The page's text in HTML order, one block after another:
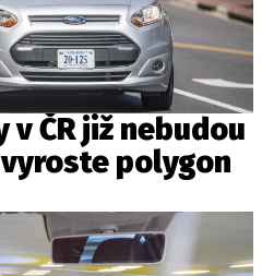
ČR již nebudou
polygon